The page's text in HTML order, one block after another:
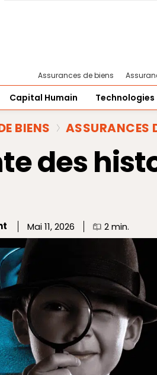
Assurances de biens
Capital Humain Technologies
BIENS ASSURANCES
des
Mai 11, 2026 2min.